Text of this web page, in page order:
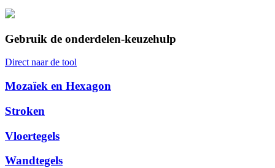
Gebruik de onderdelen-keuzehulp
Direct naar de tool
Mozaïek en Hexagon
Stroken
Vloertegels
Wandtegels